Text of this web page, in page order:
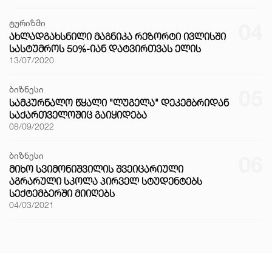
ტურიზმი
ᲐᲮᲚᲐᲓᲒᲐᲮᲡᲜᲘᲚᲘ ᲛᲐᲒᲜᲘᲙᲐ ᲠᲔᲖᲝᲠᲢᲘ ᲘᲕᲚᲘᲡᲨᲘ
ᲡᲐᲡᲢᲣᲛᲠᲝᲡ 50%-ᲘᲐᲜ ᲓᲐᲢᲕᲘᲠᲗᲕᲐᲡ ᲔᲚᲘᲡ
13/07/2020
ბიზნესი
ᲡᲐᲛᲙᲣᲠᲜᲐᲚᲝ ᲬᲧᲐᲚᲘ "ᲚᲣᲒᲔᲚᲐ" ᲓᲔᲙᲔᲛᲑᲠᲘᲓᲐᲜ
ᲡᲐᲥᲐᲠᲗᲕᲔᲚᲝᲨᲘᲪ ᲒᲐᲘᲧᲘᲓᲔᲑᲐ
08/09/2022
ბიზნესი
ᲛᲘᲮᲝ ᲡᲕᲘᲛᲝᲜᲘᲨᲕᲘᲚᲘᲡ ᲨᲕᲔᲘᲪᲐᲠᲘᲣᲚᲘ
ᲐᲒᲠᲐᲠᲣᲚᲘ ᲡᲙᲝᲚᲐ ᲞᲘᲠᲕᲔᲚ ᲡᲢᲣᲓᲔᲜᲢᲔᲑᲡ
ᲡᲔᲥᲢᲔᲛᲑᲔᲠᲨᲘ ᲛᲘᲘᲦᲔᲑᲡ
04/03/2021